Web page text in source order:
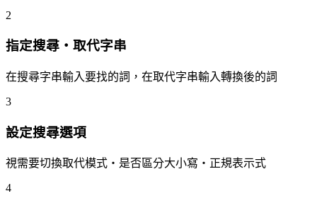
2
指定搜尋・取代字串
在搜尋字串輸入要找的詞，在取代字串輸入轉換後的詞
3
設定搜尋選項
視需要切換取代模式・是否區分大小寫・正規表示式
4